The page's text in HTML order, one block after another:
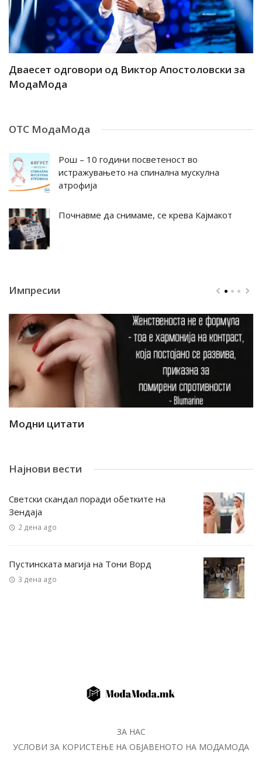
Дваесет одговори од Виктор Апостоловски за
МодаМода
ОТС МодаМода
Рош – 10 години посветеност во
истражувањето на спинална мускулна
атрофија
Почнавме да снимаме, се крева Кајмакот
Импресии
Модни цитати
Најнови вести
Светски скандал поради обетките на
Зендаја
2 дена ago
Пустинската магија на Тони Ворд
3 дена ago
ЗА НАС
УСЛОВИ ЗА КОРИСТЕЊЕ НА ОБЈАВЕНОТО НА МОДАМОДА